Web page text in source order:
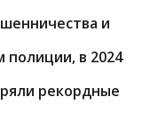
и
полиции, в 2024
рекордные